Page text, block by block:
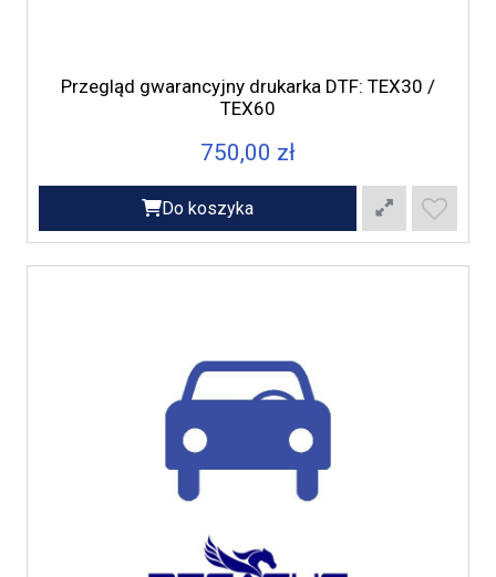
Przegląd gwarancyjny drukarka DTF: TEX30 /
TEX60
750,00 zł
Do koszyka